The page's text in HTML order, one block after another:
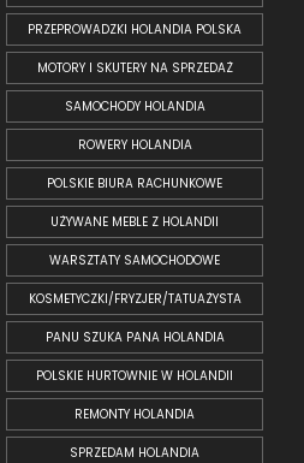
PRZEPROWADZKI HOLANDIA POLSKA
MOTORY I SKUTERY NA SPRZEDAŻ
SAMOCHODY HOLANDIA
ROWERY HOLANDIA
POLSKIE BIURA RACHUNKOWE
UŻYWANE MEBLE Z HOLANDII
WARSZTATY SAMOCHODOWE
KOSMETYCZKI/FRYZJER/TATUAŻYSTA
PANU SZUKA PANA HOLANDIA
POLSKIE HURTOWNIE W HOLANDII
REMONTY HOLANDIA
SPRZEDAM HOLANDIA